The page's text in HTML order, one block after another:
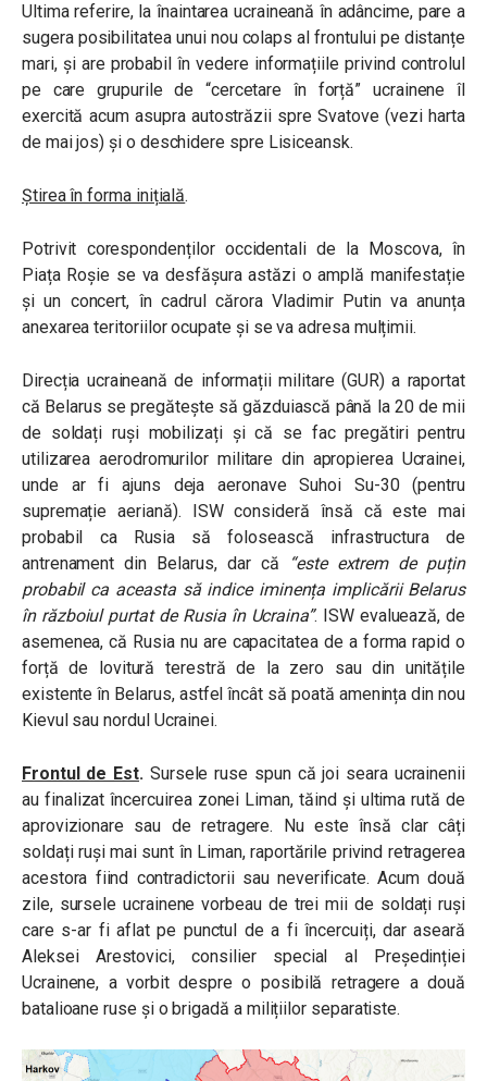
Ultima referire, la înaintarea ucraineană în adâncime, pare a
sugera posibilitatea unui nou colaps al frontului pe distanțe
mari, și are probabil în vedere informațiile privind controlul
pe care grupurile de “cercetare în forță” ucrainene îl
exercită acum asupra autostrăzii spre Svatove (vezi harta
de mai jos) și o deschidere spre Lisiceansk.
Știrea în forma inițială.
Potrivit corespondenților occidentali de la Moscova, în
Piața Roșie se va desfășura astăzi o amplă manifestație
și un concert, în cadrul cărora Vladimir Putin va anunța
anexarea teritoriilor ocupate și se va adresa mulțimii.
Direcția ucraineană de informații militare (GUR) a raportat
că Belarus se pregătește să găzduiască până la 20 de mii
de soldați ruși mobilizați și că se fac pregătiri pentru
utilizarea aerodromurilor militare din apropierea Ucrainei,
unde ar fi ajuns deja aeronave Suhoi Su-30 (pentru
supremație aeriană). ISW consideră însă că este mai
probabil ca Rusia să folosească infrastructura de
antrenament din Belarus, dar că
“este extrem de puțin
probabil ca aceasta să indice iminența implicării Belarus
în războiul purtat de Rusia în Ucraina”. ISW evaluează, de
asemenea, că Rusia nu are capacitatea de a forma rapid o
forță de lovitură terestră de la zero sau din unitățile
existente în Belarus, astfel încât să poată amenința din nou
Kievul sau nordul Ucrainei.
Frontul de Est.Sursele ruse spun că joi seara ucrainenii
au finalizat încercuirea zonei Liman, tăind și ultima rută de
aprovizionare sau de retragere. Nu este însă clar câți
soldați ruși mai sunt în Liman, raportările privind retragerea
acestora fiind contradictorii sau neverificate. Acum două
zile, sursele ucrainene vorbeau de trei mii de soldați ruși
care s-ar fi aflat pe punctul de a fi încercuiți, dar aseară
Aleksei Arestovici, consilier special al Președinției
Ucrainene, a vorbit despre o posibilă retragere a două
batalioane ruse și o brigadă a milițiilor separatiste.